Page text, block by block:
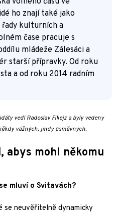
ho znají také jako
kulturních a
čase pracuje s
mládeže Zálesáci a
starší přípravky. Od roku
a od roku 2014 radním
vedl Radoslav Fikejz a byly vedeny
vážných, jindy úsměvných.
abys mohl někomu
mluví o Svitavách?
neuvěřitelně dynamicky